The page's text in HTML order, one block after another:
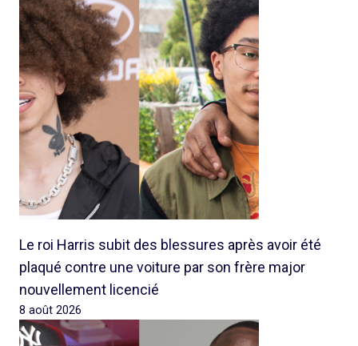
Le roi Harris subit des blessures après avoir été
plaqué contre une voiture par son frère major
nouvellement licencié
8 août 2026